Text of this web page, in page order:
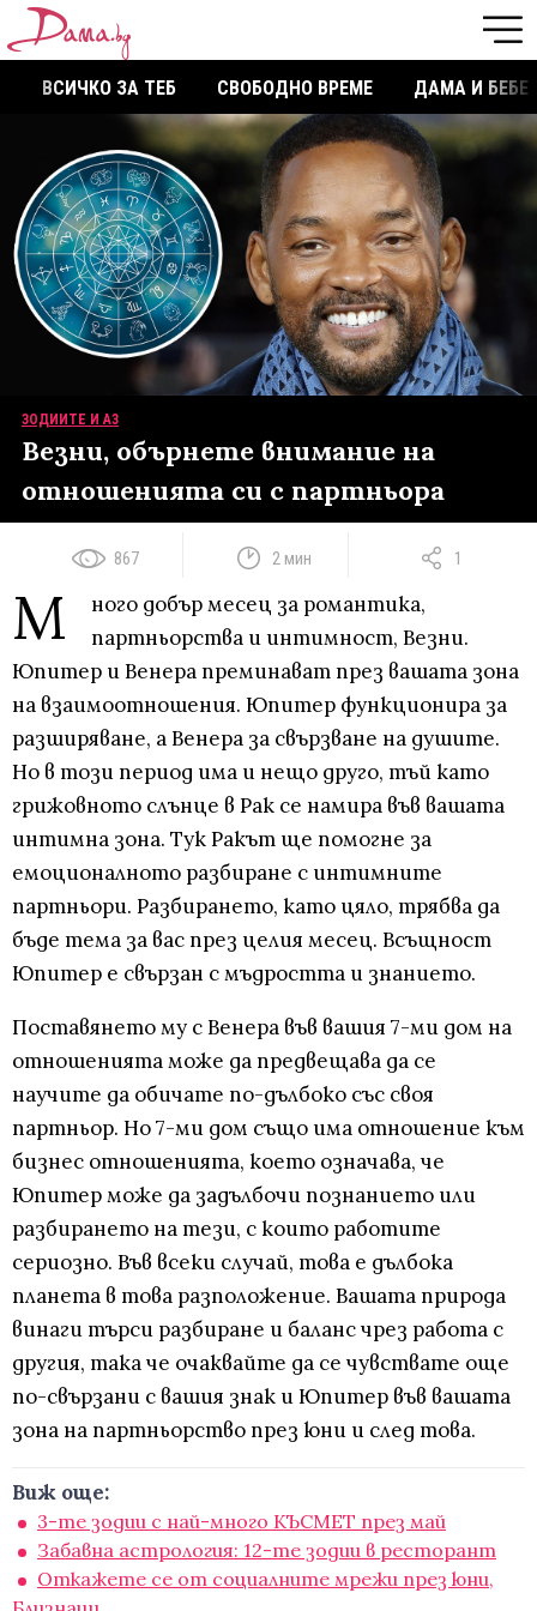
ВСИЧКО ЗА ТЕБ СВОБОДНО ВРЕМЕ ДАМА И БЕБЕ
ЗОДИИТЕ И АЗ
Везни, обърнете внимание на
отношенията си с партньора
867 2 мин 1
М
ного добър месец за романтика,
партньорства и интимност, Везни.
Юпитер и Венера преминават през вашата зона
на взаимоотношения. Юпитер функционира за
разширяване, а Венера за свързване на душите.
Но в този период има и нещо друго, тъй като
грижовното слънце в Рак се намира във вашата
интимна зона. Тук Ракът ще помогне за
емоционалното разбиране с интимните
партньори. Разбирането, като цяло, трябва да
бъде тема за вас през целия месец. Всъщност
Юпитер е свързан с мъдростта и знанието.
Поставянето му с Венера във вашия 7-ми дом на
отношенията може да предвещава да се
научите да обичате по-дълбоко със своя
партньор. Но 7-ми дом също има отношение към
бизнес отношенията, което означава, че
Юпитер може да задълбочи познанието или
разбирането на тези, с които работите
сериозно. Във всеки случай, това е дълбока
планета в това разположение. Вашата природа
винаги търси разбиране и баланс чрез работа с
другия, така че очаквайте да се чувствате още
по-свързани с вашия знак и Юпитер във вашата
зона на партньорство през юни и след това.
Виж още:
3-те зодии с най-много КЪСМЕТ през май
Забавна астрология: 12-те зодии в ресторант
Откажете се от социалните мрежи през юни,